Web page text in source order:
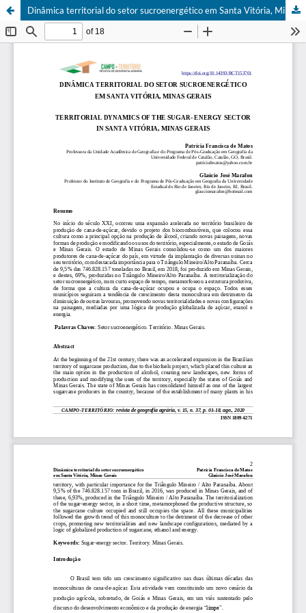
Dinâmica territorial do setor sucroenergético em Santa Vitória, Minas Gerais